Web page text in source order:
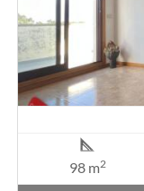
98 m2